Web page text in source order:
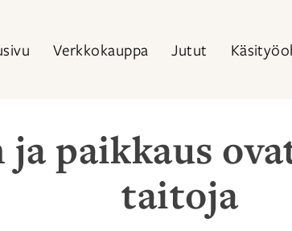
Verkkokauppa Jutut
paikkaus
taitoja